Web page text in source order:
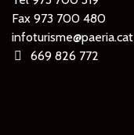
Fax 973 700 480
infoturisme@paeria.cat
669 826 772